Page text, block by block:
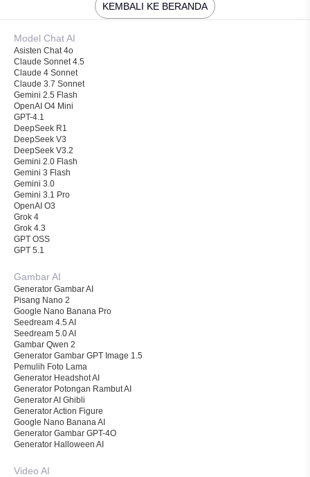
KEMBALI KE BERANDA
Model Chat AI
Asisten Chat 4o
Claude Sonnet 4.5
Claude 4 Sonnet
Claude 3.7 Sonnet
Gemini 2.5 Flash
OpenAI O4 Mini
GPT-4.1
DeepSeek R1
DeepSeek V3
DeepSeek V3.2
Gemini 2.0 Flash
Gemini 3 Flash
Gemini 3.0
Gemini 3.1 Pro
OpenAI O3
Grok 4
Grok 4.3
GPT OSS
GPT 5.1
Gambar AI
Generator Gambar AI
Pisang Nano 2
Google Nano Banana Pro
Seedream 4.5 AI
Seedream 5.0 AI
Gambar Qwen 2
Generator Gambar GPT Image 1.5
Pemulih Foto Lama
Generator Headshot AI
Generator Potongan Rambut AI
Generator AI Ghibli
Generator Action Figure
Google Nano Banana AI
Generator Gambar GPT-4O
Generator Halloween AI
Video AI